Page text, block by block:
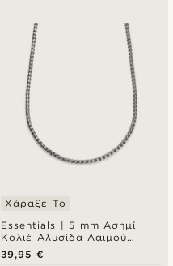
Essentials | 5 mm Ασημί
Κολιέ Αλυσίδα Λαιμού
Curved Box Chain
Χάραξέ Το
39,95 €